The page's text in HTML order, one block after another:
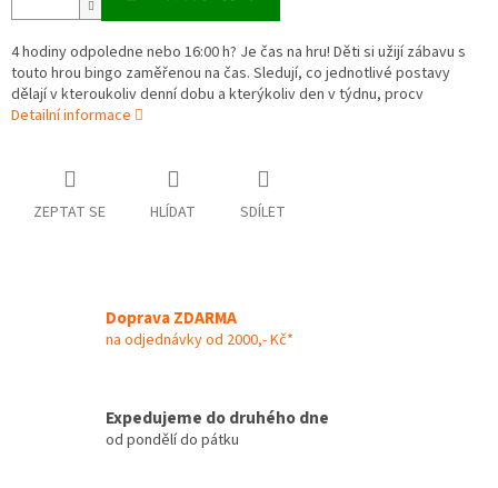
4 hodiny odpoledne nebo 16:00 h? Je čas na hru! Děti si užijí zábavu s
touto hrou bingo zaměřenou na čas. Sledují, co jednotlivé postavy
dělají v kteroukoliv denní dobu a kterýkoliv den v týdnu, procv
Detailní informace
ZEPTAT SE HLÍDAT SDÍLET
Doprava ZDARMA
na odjednávky od 2000,- Kč*
Expedujeme do druhého dne
od pondělí do pátku